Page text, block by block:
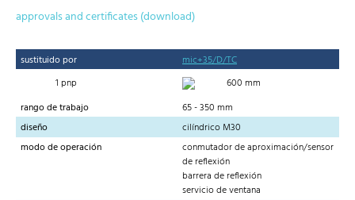
approvals and certificates (download)
sustituido por
mic+35/D/TC
1 pnp
600 mm
rango de trabajo
65 - 350 mm
diseño
cilíndrico M30
modo de operación
conmutador de aproximación/sensor
de reflexión
barrera de reflexión
servicio de ventana